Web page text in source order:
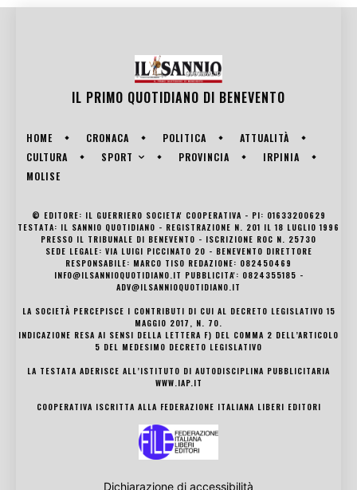
IL PRIMO QUOTIDIANO DI BENEVENTO
HOME CRONACA POLITICA
ATTUALITÀ
CULTURA
SPORT PROVINCIA
IRPINIA
MOLISE
© EDITORE: IL GUERRIERO SOCIETA' COOPERATIVA - PI: 01633200629
TESTATA: IL SANNIO QUOTIDIANO - REGISTRAZIONE N. 201 IL 18 LUGLIO 1996
PRESSO IL TRIBUNALE DI BENEVENTO - ISCRIZIONE ROC N. 25730
SEDE LEGALE: VIA LUIGI PICCINATO 20 - BENEVENTO DIRETTORE
RESPONSABILE: MARCO TISO REDAZIONE: 082450469
INFO@ILSANNIOQUOTIDIANO.IT PUBBLICITA': 0824355185 -
ADV@ILSANNIOQUOTIDIANO.IT
LA SOCIETÀ PERCEPISCE I CONTRIBUTI DI CUI AL DECRETO LEGISLATIVO 15
MAGGIO 2017, N. 70.
INDICAZIONE RESA AI SENSI DELLA LETTERA F) DEL COMMA 2 DELL’ARTICOLO
5 DEL MEDESIMO DECRETO LEGISLATIVO
LA TESTATA ADERISCE ALL’ISTITUTO DI AUTODISCIPLINA PUBBLICITARIA
WWW.IAP.IT
COOPERATIVA ISCRITTA ALLA FEDERAZIONE ITALIANA LIBERI EDITORI
Dichiarazione di accessibilità